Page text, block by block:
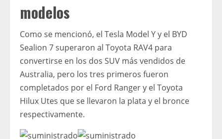
modelos
Como se mencionó, el Tesla Model Y y el BYD
Sealion 7 superaron al Toyota RAV4 para
convertirse en los dos SUV más vendidos de
Australia, pero los tres primeros fueron
completados por el Ford Ranger y el Toyota
Hilux Utes que se llevaron la plata y el bronce
respectivamente.